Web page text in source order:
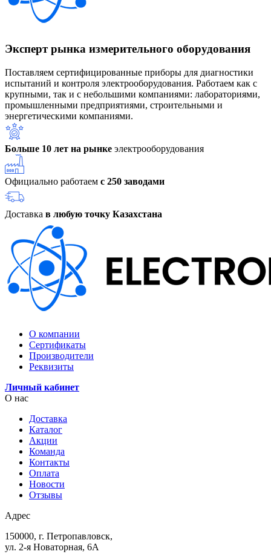
Эксперт рынка измерительного оборудования
Поставляем сертифицированные приборы для диагностики
испытаний и контроля электрооборудования. Работаем как с
крупными, так и с небольшими компаниями: лабораториями,
промышленными предприятиями, строительными и
энергетическими компаниями.
Больше 10 лет на рынке электрооборудования
Официально работаем с 250 заводами
Доставка в любую точку Казахстана
О компании
Сертификаты
Производители
Реквизиты
Личный кабинет
О нас
Доставка
Каталог
Акции
Команда
Контакты
Оплата
Новости
Отзывы
Адрес
150000, г. Петропавловск,
ул. 2-я Новаторная, 6А